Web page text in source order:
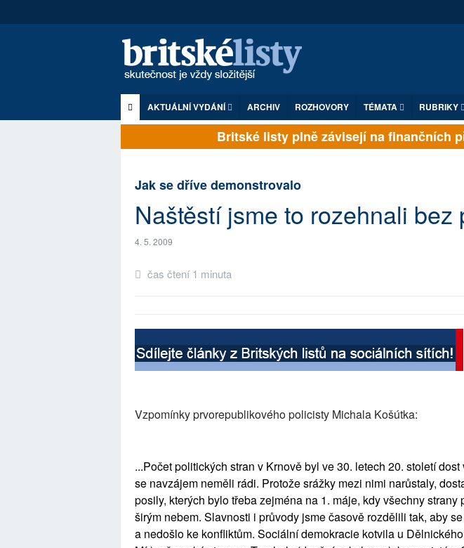
AKTUÁLNÍ VYDÁNÍ ARCHIV ROZHOVORY TÉMATA RUBRIKY
Britské listy plně závisejí na finančních
Jak se dříve demonstrovalo
Naštěstí jsme to rozehnali bez
4. 5. 2009
čas čtení 1 minuta
Vzpomínky prvorepublikového policisty Michala Košútka:
...Počet politických stran v Krnově byl ve 30. letech 20. století
se navzájem neměli rádi. Protože srážky mezi nimi narůstaly,
posily, kterých bylo třeba zejména na 1. máje, kdy všechny strany
širým nebem. Slavnosti i průvody jsme časově rozdělili tak, aby
a nedošlo ke konfliktům. Sociální demokracie kotvila u